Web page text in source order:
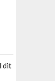
dit